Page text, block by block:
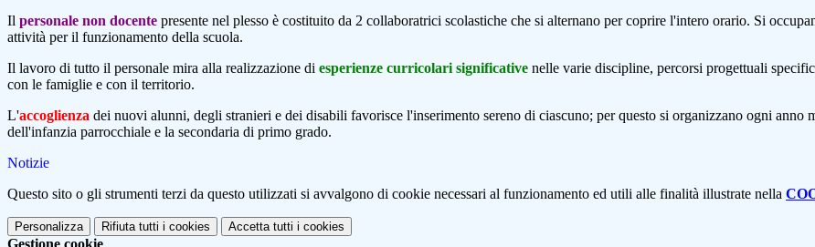
Il personale non docente presente nel plesso è costituito da 2 collaboratrici scolastiche che si alternano per coprire l'intero orario. Si
attività per il funzionamento della scuola.
Il lavoro di tutto il personale mira alla realizzazione di esperienze curricolari significative nelle varie discipline, percorsi progettuali
con le famiglie e con il territorio.
L'accoglienza dei nuovi alunni, degli stranieri e dei disabili favorisce l'inserimento sereno di ciascuno; per questo si organizzano ogni
dell'infanzia parrocchiale e la secondaria di primo grado.
Notizie
Questo sito o gli strumenti terzi da questo utilizzati si avvalgono di cookie necessari al funzionamento ed utili alle finalità illustrate nella
Personalizza Rifiuta tutti i cookies Accetta tutti i cookies